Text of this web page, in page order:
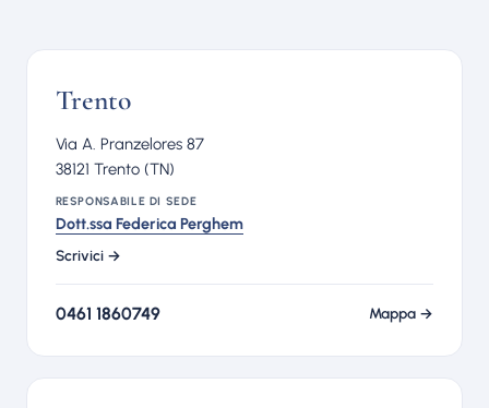
Trento
Via A. Pranzelores 87
38121 Trento (TN)
RESPONSABILE DI SEDE
Dott.ssa Federica Perghem
Scrivici →
0461 1860749 Mappa →